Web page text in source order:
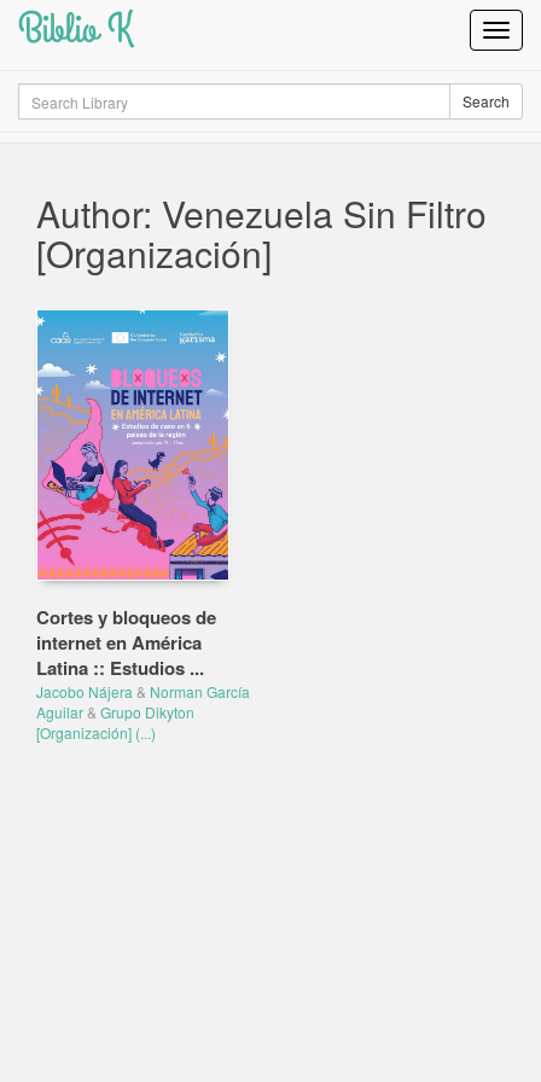
Biblio K
Search Search
Author: Venezuela Sin Filtro
[Organización]
Cortes y bloqueos de
internet en América
Latina :: Estudios ...
Jacobo Nájera & Norman García
Aguilar& Grupo Dikyton
[Organización] (...)